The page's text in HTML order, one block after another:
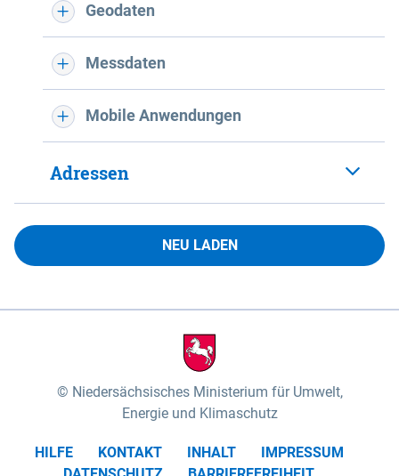
Geodaten
Messdaten
Mobile Anwendungen
Adressen
NEU LADEN
Niedersächsisches Ministerium für Umwelt,
Energie und Klimaschutz
HILFE KONTAKT INHALT
IMPRESSUM